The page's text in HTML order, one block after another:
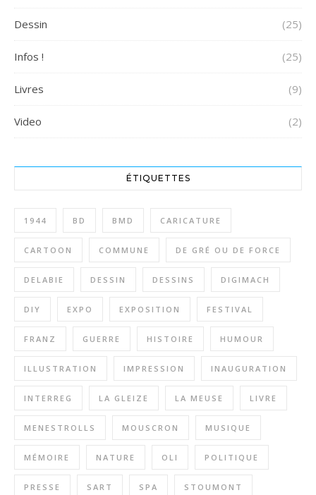
Dessin (25)
Infos ! (25)
Livres (9)
Video (2)
ÉTIQUETTES
1944 BD BMD CARICATURE
CARTOON COMMUNE DE GRÉ OU DE FORCE
DELABIE DESSIN DESSINS DIGIMACH
DIY EXPO EXPOSITION FESTIVAL
FRANZ GUERRE HISTOIRE HUMOUR
ILLUSTRATION IMPRESSION INAUGURATION
INTERREG LA GLEIZE LA MEUSE LIVRE
MENESTROLLS MOUSCRON MUSIQUE
MÉMOIRE NATURE OLI POLITIQUE
PRESSE SART SPA STOUMONT